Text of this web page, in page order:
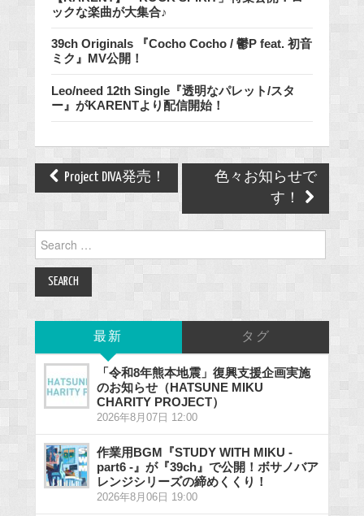
ックな楽曲が大集合♪
39ch Originals 『Cocho Cocho / 鬱P feat. 初音
ミク』MV公開！
Leo/need 12th Single『透明なパレット/スタ
ー』がKARENTより配信開始！
Post
navigation
Project DIVA発売！
色々お知らせで
す！
Search
for:
最新 タグ
「令和8年熊本地震」復興支援企画実施
のお知らせ（HATSUNE MIKU
CHARITY PROJECT）
2026年8月07日 12:00
作業用BGM『STUDY WITH MIKU -
part6 -』が『39ch』で公開！ボサノバア
レンジシリーズの締めくくり！
2026年8月06日 19:00